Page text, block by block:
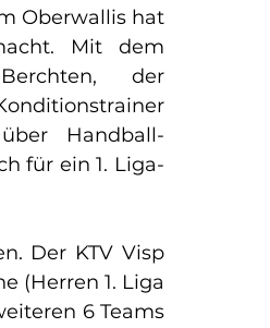
Oberwallis hat
Mit dem
der
Handball-
für ein 1. Liga-
Der KTV Visp
(Herren 1. Liga
6 Teams